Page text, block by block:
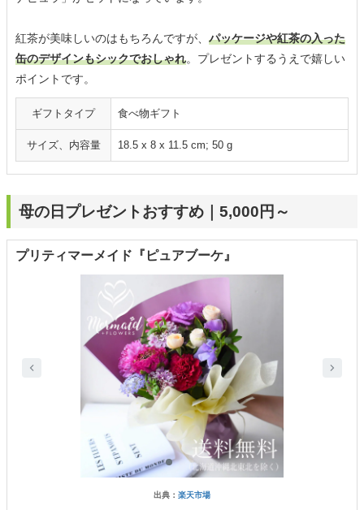
紅茶が美味しいのはもちろんですが、 パッケージや紅茶の入った
缶のデザインもシックでおしゃれ。プレゼントするうえで嬉しい
ポイントです。
ギフトタイプ 食べ物ギフト
サイズ、内容量 ‎18.5 x 8 x 11.5 cm; 50 g
母の日プレゼントおすすめ｜5,000円～
プリティマーメイド『ピュアブーケ』
出典： 楽天市場